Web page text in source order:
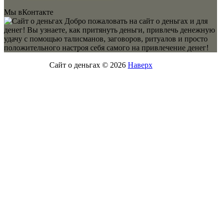
Мы вКонтакте
Добро пожаловать на сайт о деньгах и для
денег! Вы узнаете, как притянуть деньги, привлечь денежную
удачу с помощью талисманов, заговоров, ритуалов и просто
положительного настроя себя самого на привлечение денег!
Сайт о деньгах © 2026 Наверх